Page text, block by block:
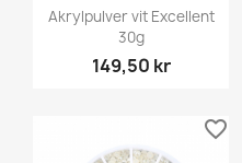
Akrylpulver vit Excellent
30g
149,50 kr
favorite_border